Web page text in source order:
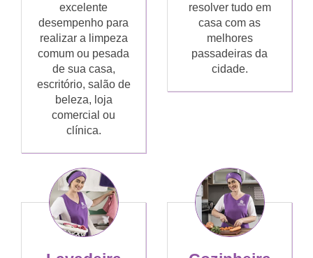
excelente
desempenho para
realizar a limpeza
comum ou pesada
de sua casa,
escritório, salão de
beleza, loja
comercial ou
clínica.
resolver tudo em
casa com as
melhores
passadeiras da
cidade.